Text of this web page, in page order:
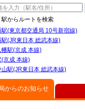
駅からルートを検索
駅(東京都交通局 10号新宿線)
駅(JR東日本 総武本線)
幡駅(京成 本線)
(京成 本線)
山駅(JR東日本 総武本線)
からのお知らせ